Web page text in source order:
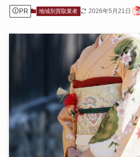
PR 地域別買取業者 2026年5月21日